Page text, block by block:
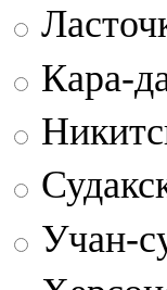
Кара-
Учан-